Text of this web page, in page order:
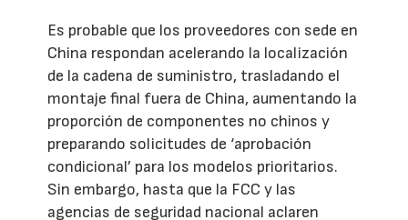
Es probable que los proveedores con sede en
China respondan acelerando la localización
de la cadena de suministro, trasladando el
montaje final fuera de China, aumentando la
proporción de componentes no chinos y
preparando solicitudes de ‘aprobación
condicional’ para los modelos prioritarios.
Sin embargo, hasta que la FCC y las
agencias de seguridad nacional aclaren